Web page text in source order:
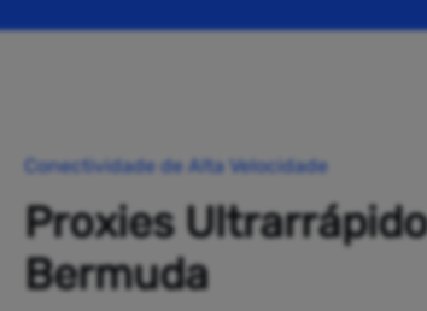
Conectividade de Alta Velocidade
Proxies
Bermuda